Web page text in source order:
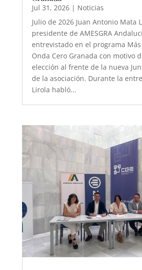
Jul 31, 2026| Noticias
Julio de 2026 Juan Antonio Mata
presidente de AMESGRA
entrevistado en el programa
Onda Cero Granada con motivo
elección al frente de la nueva
de la asociación. Durante la
Lirola habló...